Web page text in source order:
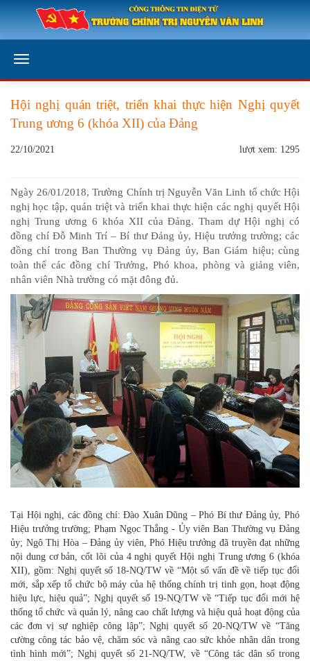
Hội nghị quán triệt, triển khai thực hiện Nghị quyết
Trung ương 6 (khóa XII) của Đảng
22/10/2021 lượt xem: 1295
Ngày 26/01/2018, Trường Chính trị Nguyễn Văn Linh tổ chức Hội
nghị học tập, quán triệt và triển khai thực hiện các nghị quyết Hội
nghị Trung ương 6 khóa XII của Đảng. Tham dự Hội nghị có
đồng chí Đỗ Minh Trí – Bí thư Đảng ủy, Hiệu trưởng trường; các
đồng chí trong Ban Thường vụ Đảng ủy, Ban Giám hiệu; cùng
toàn thể các đồng chí Trưởng, Phó khoa, phòng và giảng viên,
nhân viên Nhà trường có mặt đông đủ.
Tại Hội nghị, các đồng chí: Đào Xuân Dũng – Phó Bí thư Đảng ủy, Phó
Hiệu trưởng trường; Phạm Ngọc Thắng - Ủy viên Ban Thường vụ Đảng
ủy; Ngô Thị Hòa – Đảng ủy viên, Phó Hiệu trưởng đã truyền đạt những
nội dung cơ bản, cốt lõi của 4 nghị quyết Hội nghị Trung ương 6 (khóa
XII), gồm: Nghị quyết số 18-NQ/TW về “Một số vấn đề về tiếp tục đổi
mới, sắp xếp tổ chức bộ máy của hệ thống chính trị tinh gọn, hoạt động
hiệu lực, hiệu quả”; Nghị quyết số 19-NQ/TW về “Tiếp tục đổi mới hệ
thống tổ chức và quản lý, nâng cao chất lượng và hiệu quả hoạt động của
các đơn vị sự nghiệp công lập”; Nghị quyết số 20-NQ/TW về “Tăng
cường công tác bảo vệ, chăm sóc và nâng cao sức khỏe nhân dân trong
tình hình mới”; Nghị quyết số 21-NQ/TW, về “Công tác dân số trong